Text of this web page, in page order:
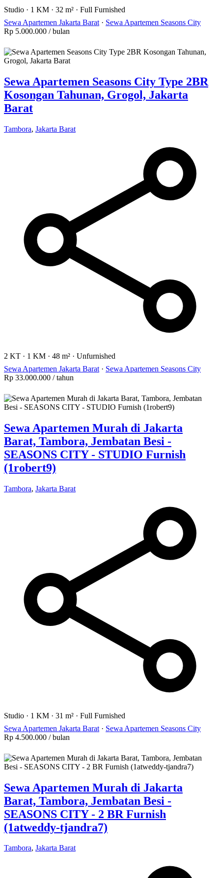
Studio · 1 KM · 32 m² · Full Furnished
Sewa Apartemen Jakarta Barat · Sewa Apartemen Seasons City
Rp 5.000.000 / bulan
Sewa Apartemen Seasons City Type 2BR
Kosongan Tahunan, Grogol, Jakarta
Barat
Tambora, Jakarta Barat
2 KT · 1 KM · 48 m² · Unfurnished
Sewa Apartemen Jakarta Barat · Sewa Apartemen Seasons City
Rp 33.000.000 / tahun
Sewa Apartemen Murah di Jakarta
Barat, Tambora, Jembatan Besi -
SEASONS CITY - STUDIO Furnish
(1robert9)
Tambora, Jakarta Barat
Studio · 1 KM · 31 m² · Full Furnished
Sewa Apartemen Jakarta Barat · Sewa Apartemen Seasons City
Rp 4.500.000 / bulan
Sewa Apartemen Murah di Jakarta
Barat, Tambora, Jembatan Besi -
SEASONS CITY - 2 BR Furnish
(1atweddy-tjandra7)
Tambora, Jakarta Barat